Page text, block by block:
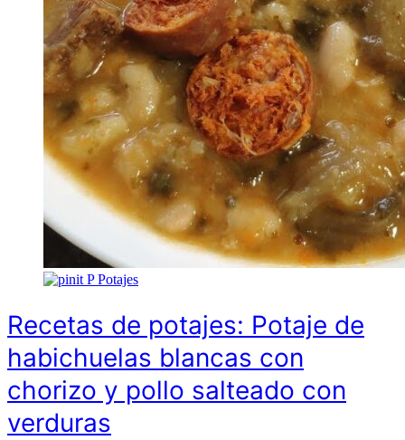
P Potajes
Recetas de potajes: Potaje de
habichuelas blancas con
chorizo y pollo salteado con
verduras